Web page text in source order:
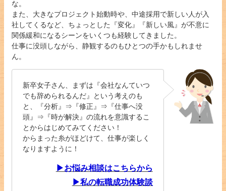
な。
また、大きなプロジェクト始動時や、中途採用で新しい人が入
社してくるなど、ちょっとした『変化』『新しい風』が不意に
関係緩和になるシーンをいくつも経験してきました。
仕事に没頭しながら、静観するのもひとつの手かもしれませ
ん。
新卒女子さん、まずは『会社なんていつ
でも辞められるんだ』という考えのも
と、『分析』⇒『修正』⇒『仕事へ没
頭』⇒『時が解決』の流れを意識するこ
とからはじめてみてください！
からまった糸がほどけて、仕事が楽しく
なりますように！
▶お悩み相談はこちらから
▶私の転職成功体験談